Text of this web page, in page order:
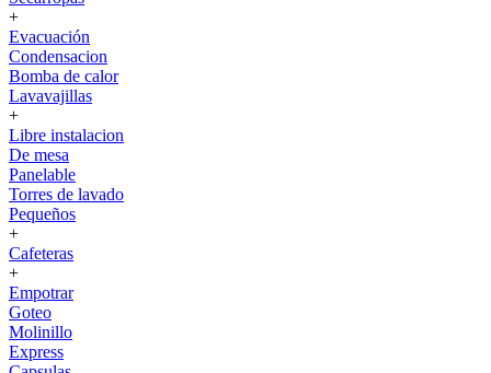
+
Evacuación
Condensacion
Bomba de calor
Lavavajillas
+
Libre instalacion
De mesa
Panelable
Torres de lavado
Pequeños
+
Cafeteras
+
Empotrar
Goteo
Molinillo
Express